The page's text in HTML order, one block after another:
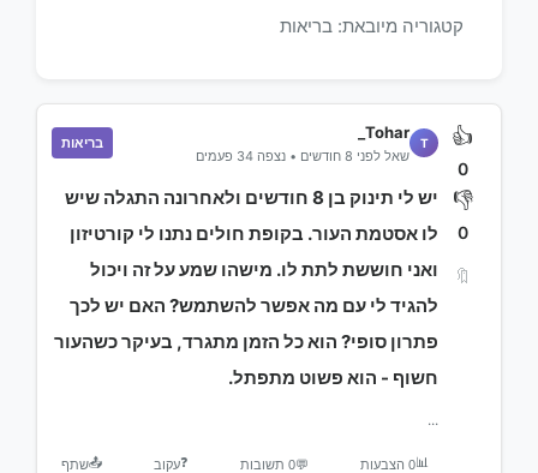
קטגוריה מיובאת: בריאות
👍
0
👎
0
🔖
T
Tohar_
שאל לפני 8 חודשים • נצפה 34 פעמים
בריאות
יש לי תינוק בן 8 חודשים ולאחרונה התגלה שיש
לו אסטמת העור. בקופת חולים נתנו לי קורטיזון
ואני חוששת לתת לו. מישהו שמע על זה ויכול
להגיד לי עם מה אפשר להשתמש? האם יש לכך
פתרון סופי? הוא כל הזמן מתגרד, בעיקר כשהעור
חשוף - הוא פשוט מתפתל.
...
📊0 הצבעות 💬0 תשובות ❓עקוב 📤שתף